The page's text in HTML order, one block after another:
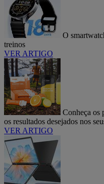
O
treinos
VER ARTIGO
Conheça os
os resultados desejados nos
VER ARTIGO